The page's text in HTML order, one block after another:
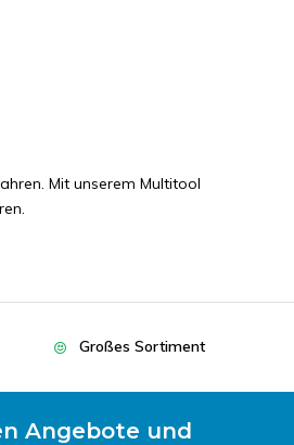
Mit unserem Multitool
Großes Sortiment
Angebote und